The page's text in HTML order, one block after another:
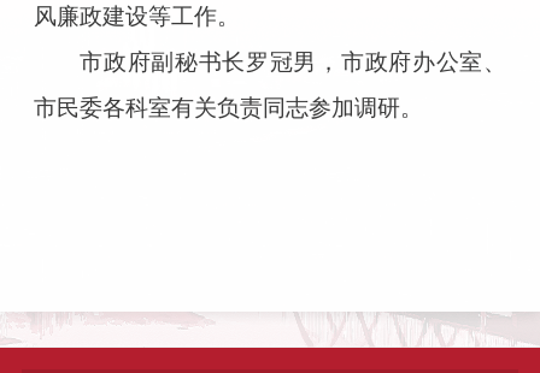
风廉政建设等工作。
市政府副秘书长罗冠男，市政府办公室、
市民委各科室有关负责同志参加调研。